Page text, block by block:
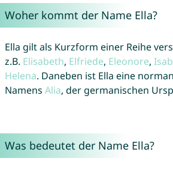
Woher kommt der Name Ella?
Ella gilt als Kurzform einer Reihe
z.B. Elisabeth, Elfriede, Eleonore,
Helena. Daneben ist Ella eine
Namens Alia, der germanischen
Was bedeutet der Name Ella?